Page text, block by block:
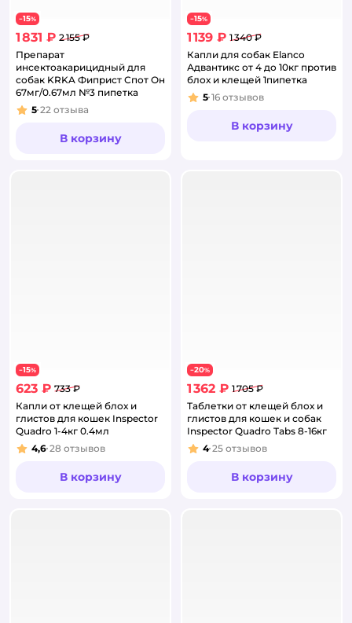
−15%
1 831 ₽ 2 155 ₽
Препарат
инсектоакарицидный для
собак KRKA Фиприст Спот Он
67мг/0.67мл №3 пипетка
Рейтинг:
5 22 отзыва
В корзину
−15%
1 139 ₽ 1 340 ₽
Капли для собак Elanco
Адвантикс от 4 до 10кг против
блох и клещей 1пипетка
Рейтинг:
5 16 отзывов
В корзину
−15%
623 ₽ 733 ₽
Капли от клещей блох и
глистов для кошек Inspector
Quadro 1-4кг 0.4мл
Рейтинг:
4,6 28 отзывов
В корзину
−20%
1 362 ₽ 1 705 ₽
Таблетки от клещей блох и
глистов для кошек и собак
Inspector Quadro Tabs 8-16кг
Рейтинг:
4 25 отзывов
В корзину